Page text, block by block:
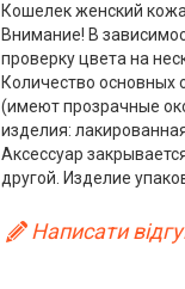
Кошелек женский
Внимание! В
проверку цвета на
Количество основных
(имеют прозрачные
изделия:
Аксессуар
другой. Изделие
Написати